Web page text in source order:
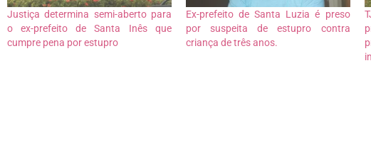
Justiça determina semi-aberto para
o ex-prefeito de Santa Inês que
cumpre pena por estupro
Ex-prefeito de Santa Luzia é preso
por suspeita de estupro contra
criança de três anos.